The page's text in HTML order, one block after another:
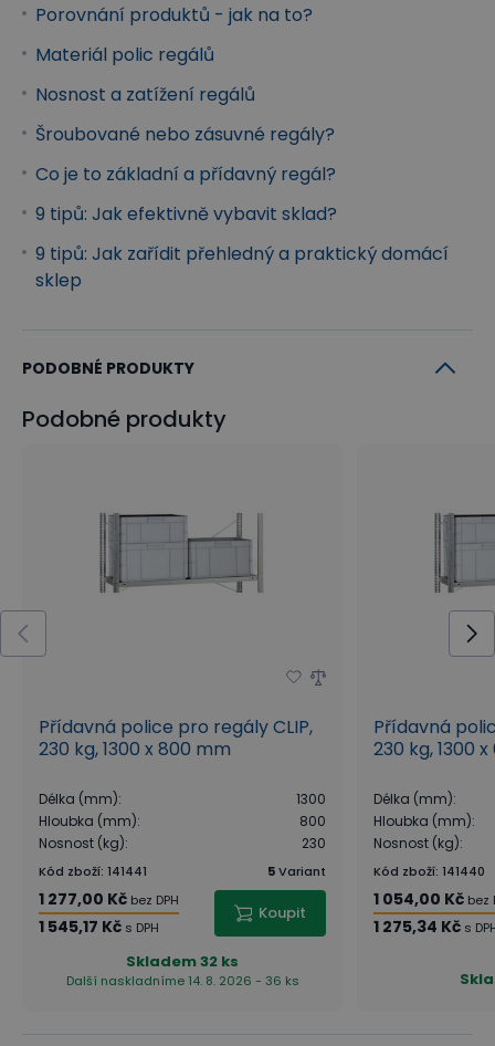
Porovnání produktů - jak na to?
Materiál polic regálů
Nosnost a zatížení regálů
Šroubované nebo zásuvné regály?
Co je to základní a přídavný regál?
9 tipů: Jak efektivně vybavit sklad?
9 tipů: Jak zařídit přehledný a praktický domácí
sklep
PODOBNÉ PRODUKTY
Podobné produkty
Přídavná police pro regály CLIP,
230 kg, 1300 x 800 mm
Délka (mm):
1300
Hloubka (mm):
800
Nosnost (kg): 230
Kód zboží: 141441 5Variant
1 277,00 Kč bez DPH
1 545,17 Kč s DPH
Koupit
Skladem32 ks
Další naskladníme 14. 8. 2026 - 36 ks
Přídavná
230 kg, 1300
Délka (mm):
Hloubka (mm):
Nosnost (kg):
Kód zboží: 141440
1 054,00 Kč bez
1 275,34 Kč s